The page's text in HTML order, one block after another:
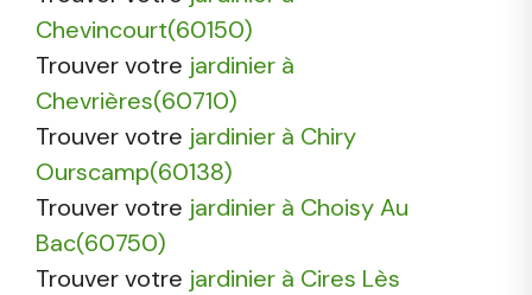
Chevincourt(60150)
Trouver votre jardinier à
Chevrières(60710)
Trouver votre jardinier à Chiry
Ourscamp(60138)
Trouver votre jardinier à Choisy Au
Bac(60750)
Trouver votre jardinier à Cires Lès